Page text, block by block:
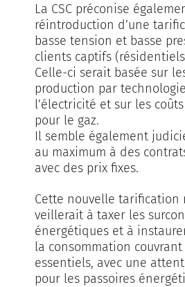
La CSC préconise
réintroduction d’une
basse tension et basse
clients captifs
Celle-ci serait basée sur
production par
l’électricité et sur les
pour le gaz.
Il semble également
au maximum à des
avec des prix fixes.
Cette nouvelle tarification
veillerait à taxer les
énergétiques et à
la consommation
essentiels, avec une
pour les passoires